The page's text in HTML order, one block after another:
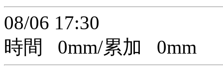
08/06 17:30
時間
0mm/累加 0mm